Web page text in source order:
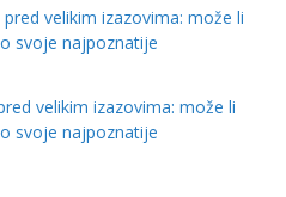
velikim izazovima: može li
svoje najpoznatije
velikim izazovima: može li
svoje najpoznatije